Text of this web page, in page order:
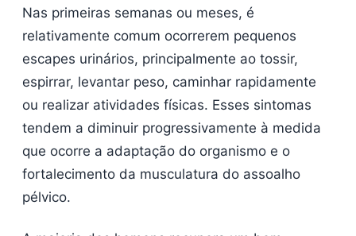
Nas primeiras semanas ou meses, é
relativamente comum ocorrerem pequenos
escapes urinários, principalmente ao tossir,
espirrar, levantar peso, caminhar rapidamente
ou realizar atividades físicas. Esses sintomas
tendem a diminuir progressivamente à medida
que ocorre a adaptação do organismo e o
fortalecimento da musculatura do assoalho
pélvico.